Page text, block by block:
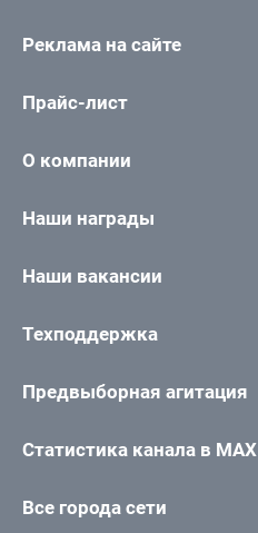
Реклама на сайте
Прайс-лист
О компании
Наши награды
Наши вакансии
Техподдержка
Предвыборная агитация
Статистика канала в MAX
Все города сети